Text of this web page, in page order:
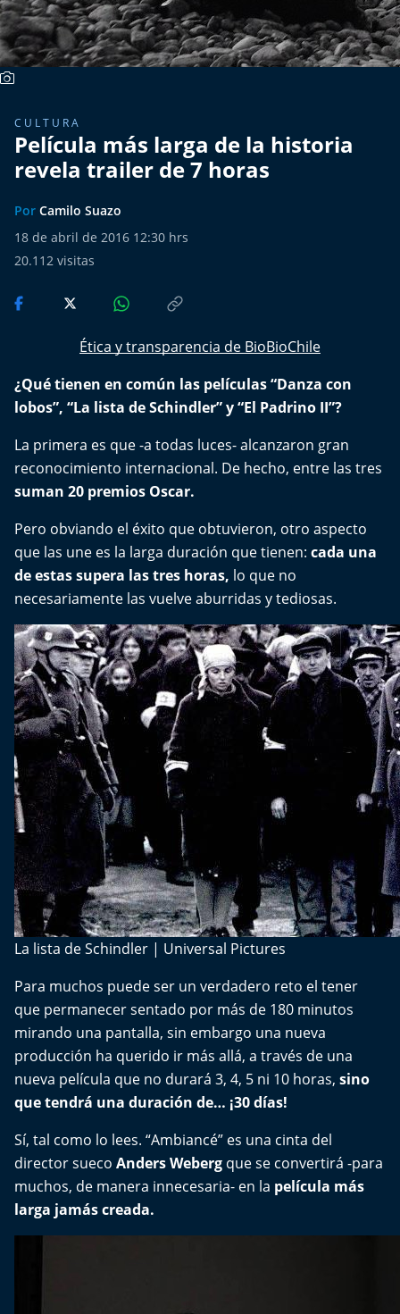
Expreso PM
El Mejor País de Chile
Te invito a tomar once
Bío Bío en Ruta
Especiales
Chiche cuadra y su parrilla
Motorfem
Agenda Propia
Chile, Historia de 30 años
Carrera a La Moneda
Aquí Estamos
Sello de raza
Reto Inmobiliario
Punto de Encuentro
Yo invito
CULTURA
Película más larga de la historia
revela trailer de 7 horas
Por Camilo Suazo
18 de abril de 2016 12:30 hrs
20.112 visitas
Ética y transparencia de BioBioChile
¿Qué tienen en común las películas “Danza con
lobos”, “La lista de Schindler” y “El Padrino II”?
La primera es que -a todas luces- alcanzaron gran
reconocimiento internacional. De hecho, entre las tres
suman 20 premios Oscar.
Pero obviando el éxito que obtuvieron, otro aspecto
que las une es la larga duración que tienen: cada una
de estas supera las tres horas, lo que no
necesariamente las vuelve aburridas y tediosas.
La lista de Schindler | Universal Pictures
Para muchos puede ser un verdadero reto el tener
que permanecer sentado por más de 180 minutos
mirando una pantalla, sin embargo una nueva
producción ha querido ir más allá, a través de una
nueva película que no durará 3, 4, 5 ni 10 horas, sino
que tendrá una duración de… ¡30 días!
Sí, tal como lo lees. “Ambiancé” es una cinta del
director sueco Anders Weberg que se convertirá -para
muchos, de manera innecesaria- en la película más
larga jamás creada.